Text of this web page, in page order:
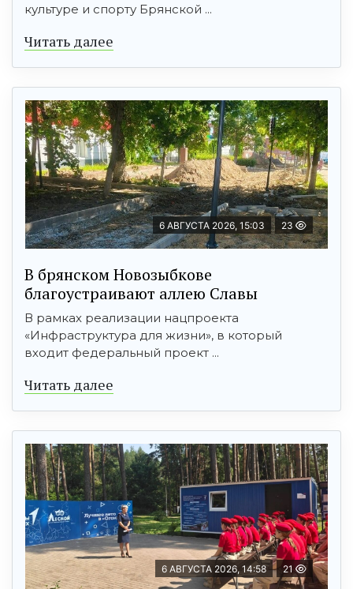
культуре и спорту Брянской ...
Читать далее
6 АВГУСТА 2026, 15:03 23
В брянском Новозыбкове
благоустраивают аллею Славы
В рамках реализации нацпроекта
«Инфраструктура для жизни», в который
входит федеральный проект ...
Читать далее
6 АВГУСТА 2026, 14:58 21